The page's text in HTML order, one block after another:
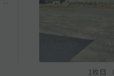
1 枚目 （